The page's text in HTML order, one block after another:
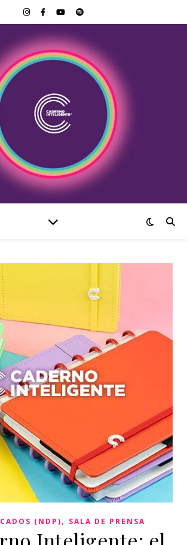
(NDP), SALA DE PRENSA